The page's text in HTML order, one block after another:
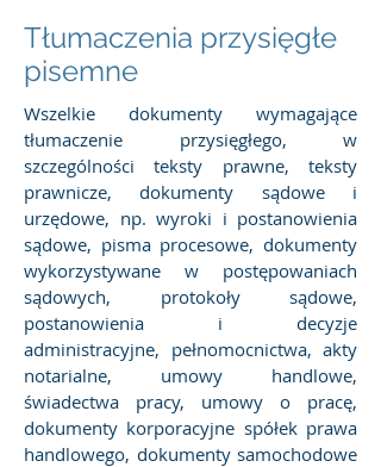
Tłumaczenia przysięgłe
pisemne
Wszelkie dokumenty wymagające
tłumaczenie przysięgłego, w
szczególności teksty prawne, teksty
prawnicze, dokumenty sądowe i
urzędowe, np. wyroki i postanowienia
sądowe, pisma procesowe, dokumenty
wykorzystywane w postępowaniach
sądowych, protokoły sądowe,
postanowienia i decyzje
administracyjne, pełnomocnictwa, akty
notarialne, umowy handlowe,
świadectwa pracy, umowy o pracę,
dokumenty korporacyjne spółek prawa
handlowego, dokumenty samochodowe